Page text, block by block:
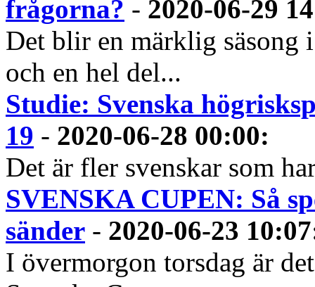
frågorna? - 2020-06-29
Det blir en märklig säsong
och en hel del...
Studie: Svenska
19 - 2020-06-28 00:00:
Det är fler svenskar som
SVENSKA CUPEN: Så
sänder - 2020-06-23 10:07
I övermorgon torsdag är